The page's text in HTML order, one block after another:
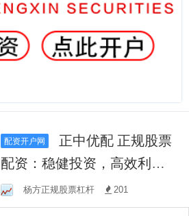
配资开户网
配资：稳健投资，高效利用
资金，实现财富增值新路径
杨方正规股票杠杆 201